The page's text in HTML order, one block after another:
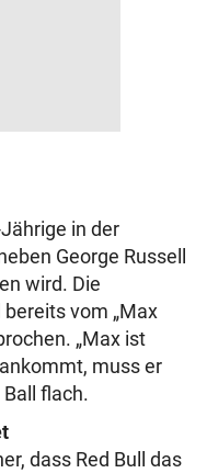
in der
George Russell
wird. Die
vom „Max
„Max ist
muss er
flach.
dass Red Bull das